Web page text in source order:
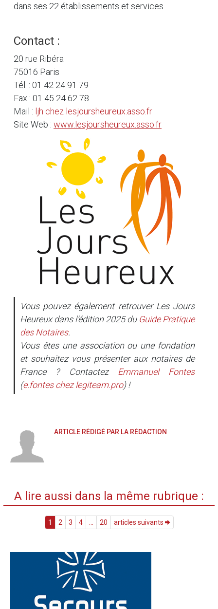
dans ses 22 établissements et services.
Contact :
20 rue Ribéra
75016 Paris
Tél. : 01 42 24 91 79
Fax : 01 45 24 62 78
Mail : ljh chez lesjoursheureux.asso.fr
Site Web : www.lesjoursheureux.asso.fr
Vous pouvez également retrouver Les Jours
Heureux dans l’édition 2025 du Guide Pratique
des Notaires.
Vous êtes une association ou une fondation
et souhaitez vous présenter aux notaires de
France ? Contactez
Emmanuel Fontes
(e.fonteschezlegiteam.pro) !
ARTICLE RÉDIGÉ PAR LA RÉDACTION
A lire aussi dans la même rubrique :
1 2 3 4 20 articles suivants